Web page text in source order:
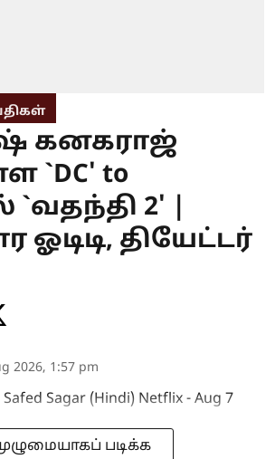
கனகராஜ்
`DC' to
`வதந்தி 2' |
ஓடிடி, தியேட்டர்
2026, 1:57 pm
Sagar (Hindi) Netflix - Aug 7
படிக்க